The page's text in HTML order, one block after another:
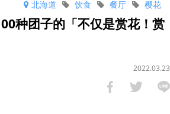
北海道 樱花
餐厅
饮食
种团子的「不仅是赏花！赏
2022.03.23